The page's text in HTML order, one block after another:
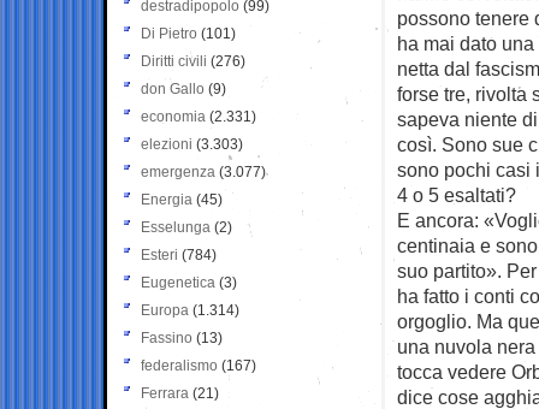
possono tenere
ha mai dato
netta dal
forse tre, rivolta
sapeva niente
così. Sono sue
sono pochi casi
4 o 5 esaltati?
E ancora:
centinaia e
suo partito».
ha fatto i conti
orgoglio. Ma
una nuvola
tocca vedere
dice cose
destradipopolo (99)
Di Pietro (101)
Diritti civili (276)
don Gallo (9)
economia (2.331)
elezioni (3.303)
emergenza (3.077)
Energia (45)
Esselunga (2)
Esteri (784)
Eugenetica (3)
Europa (1.314)
Fassino (13)
federalismo (167)
Ferrara (21)